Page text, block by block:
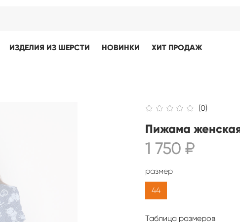
ИЗДЕЛИЯ ИЗ ШЕРСТИ НОВИНКИ ХИТ ПРОДАЖ
(0)
Пижама
1 750 ₽
Таблица размеров
размер
44